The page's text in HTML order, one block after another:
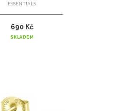
ESSENTIALS
690 Kč
SKLADEM